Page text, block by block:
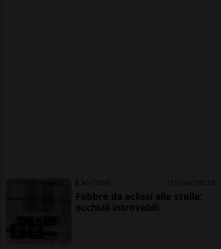
CANTONE 12 ore 18 18
Febbre da eclissi alle stelle:
occhiali introvabili